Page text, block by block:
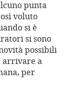
punta
voluto
si è
si sono
possibili
arrivare a
per